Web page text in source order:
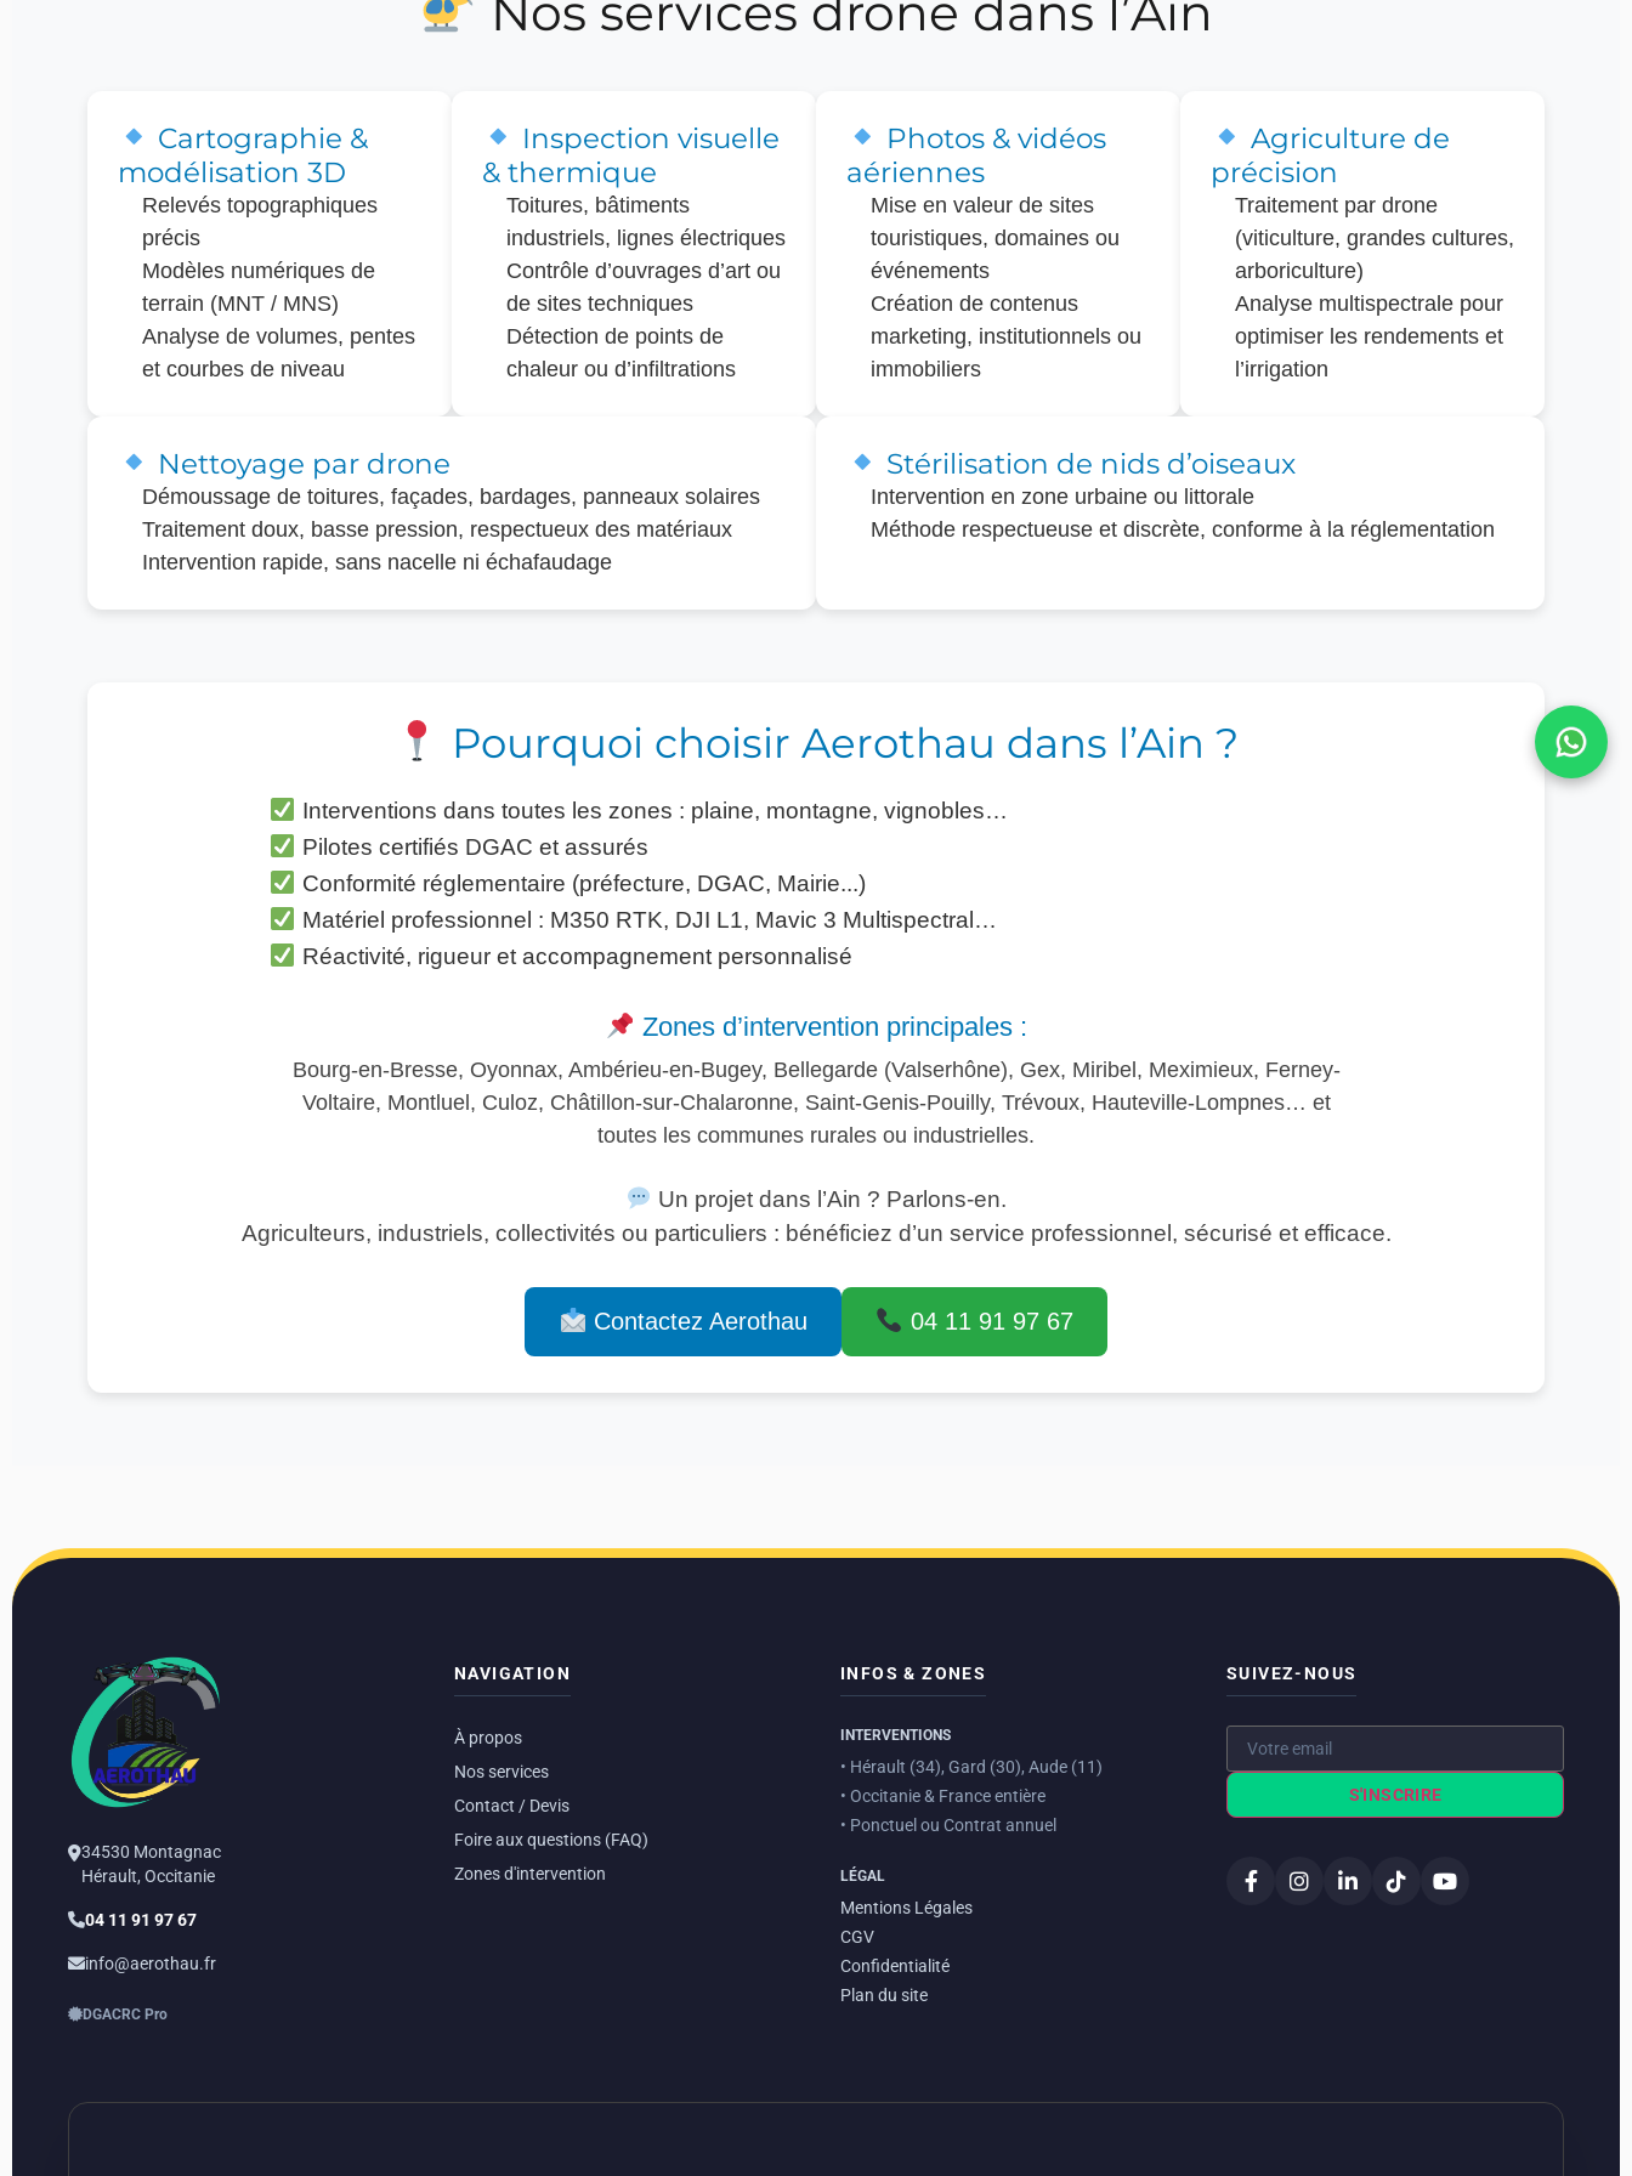
Nos services drone dans l’Ain
Cartographie &
modélisation 3D
Relevés topographiques
précis
Modèles numériques de
terrain (MNT / MNS)
Analyse de volumes, pentes
et courbes de niveau
Inspection visuelle
& thermique
Toitures, bâtiments
industriels, lignes électriques
Contrôle d’ouvrages d’art ou
de sites techniques
Détection de points de
chaleur ou d’infiltrations
Photos & vidéos
aériennes
Mise en valeur de sites
touristiques, domaines ou
événements
Création de contenus
marketing, institutionnels ou
immobiliers
Agriculture de
précision
Traitement par drone
(viticulture, grandes cultures,
arboriculture)
Analyse multispectrale pour
optimiser les rendements et
l’irrigation
Nettoyage par drone
Démoussage de toitures, façades, bardages, panneaux solaires
Traitement doux, basse pression, respectueux des matériaux
Intervention rapide, sans nacelle ni échafaudage
Stérilisation de nids d’oiseaux
Intervention en zone urbaine ou littorale
Méthode respectueuse et discrète, conforme à la réglementation
Pourquoi choisir Aerothau dans l’Ain ?
Interventions dans toutes les zones : plaine, montagne, vignobles…
Pilotes certifiés DGAC et assurés
Conformité réglementaire (préfecture, DGAC, Mairie...)
Matériel professionnel : M350 RTK, DJI L1, Mavic 3 Multispectral…
Réactivité, rigueur et accompagnement personnalisé
Zones d’intervention principales :
Bourg-en-Bresse, Oyonnax, Ambérieu-en-Bugey, Bellegarde (Valserhône), Gex, Miribel, Meximieux, Ferney-
Voltaire, Montluel, Culoz, Châtillon-sur-Chalaronne, Saint-Genis-Pouilly, Trévoux, Hauteville-Lompnes… et
toutes les communes rurales ou industrielles.
Un projet dans l’Ain ? Parlons-en.
Agriculteurs, industriels, collectivités ou particuliers : bénéficiez d’un service professionnel, sécurisé et efficace.
Contactez Aerothau 04 11 91 97 67
34530 Montagnac
Hérault, Occitanie
04 11 91 97 67
info@aerothau.fr
DGACRC Pro
NAVIGATION
À propos
Nos services
Contact / Devis
Foire aux questions (FAQ)
Zones d'intervention
INFOS & ZONES
INTERVENTIONS
• Hérault (34), Gard (30), Aude (11)
• Occitanie & France entière
• Ponctuel ou Contrat annuel
LÉGAL
Mentions Légales
CGV
Confidentialité
Plan du site
SUIVEZ-NOUS
S'INSCRIRE